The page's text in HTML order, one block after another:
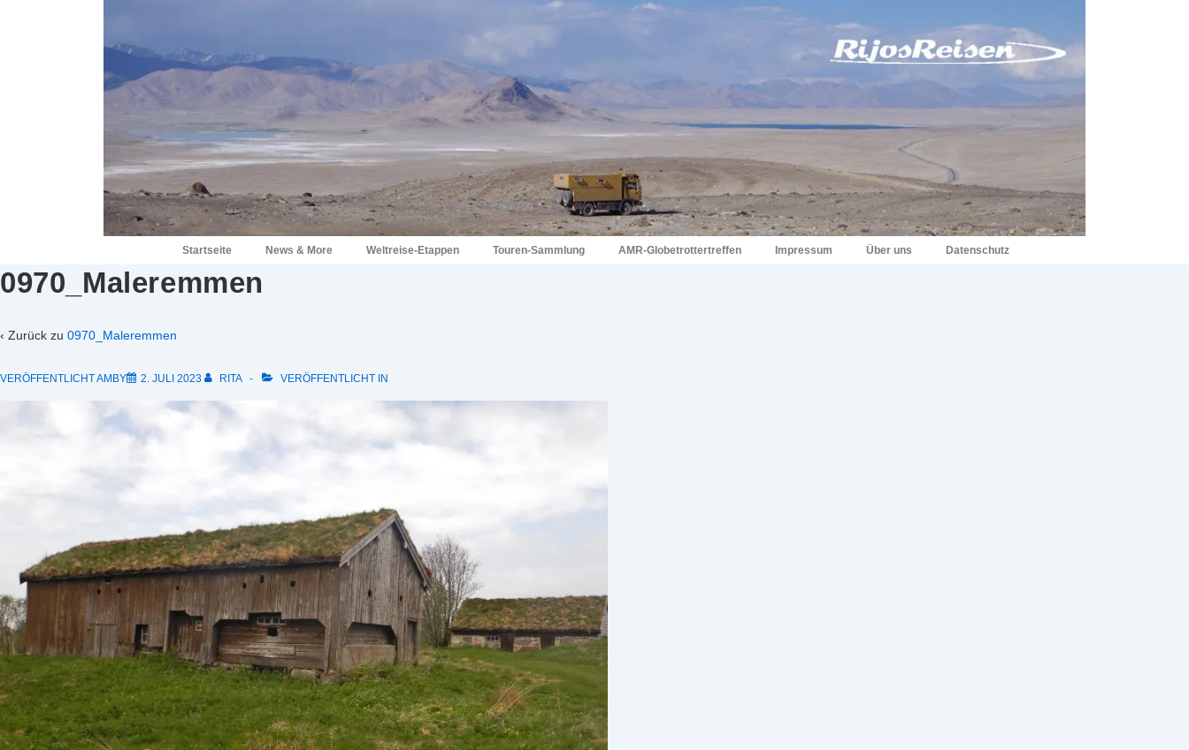
Hauptnavigation
Startseite News & More Weltreise-Etappen Touren-Sammlung AMR-Globetrottertreffen Impressum Über uns Datenschutz
0970_Maleremmen
‹ Zurück zu 0970_Maleremmen
VERÖFFENTLICHT AMBY 2. JULI 2023 RITA VERÖFFENTLICHT IN